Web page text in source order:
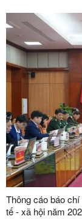
Thông cáo báo
tế - xã hội năm